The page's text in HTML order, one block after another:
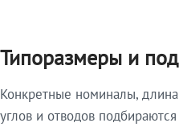
Типоразмеры и
Конкретные номиналы,
углов и отводов